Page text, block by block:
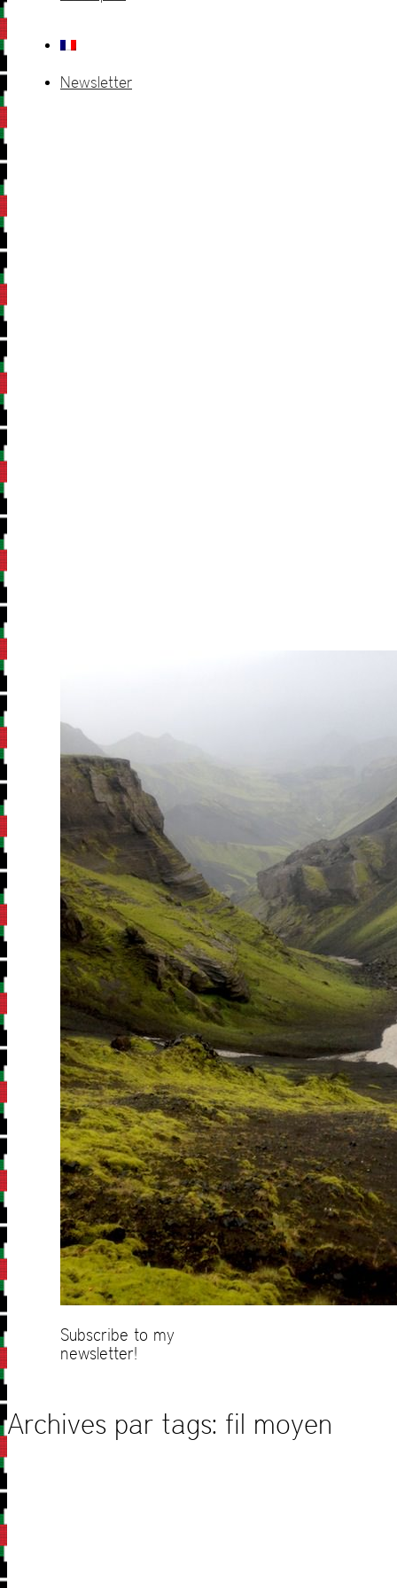
Newsletter
Subscribe to my
newsletter!
Archives par tags: fil moyen